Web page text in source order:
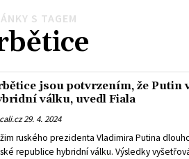
S TAGEM
jsou potvrzením, že Putin
válku, uvedl Fiala
29. 4. 2024
ruského prezidenta Vladimira Putina
republice hybridní válku. Výsledky